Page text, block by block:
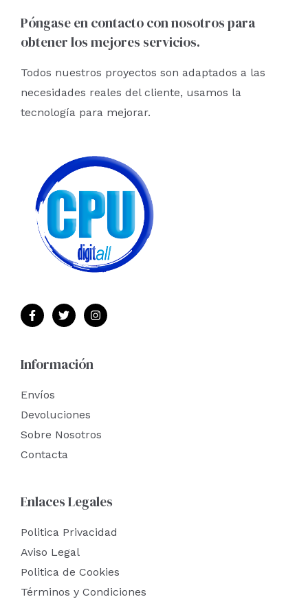
Póngase en contacto con nosotros para
obtener los mejores servicios.
Todos nuestros proyectos son adaptados a las
necesidades reales del cliente, usamos la
tecnología para mejorar.
Información
Envíos
Devoluciones
Sobre Nosotros
Contacta
Enlaces Legales
Politica Privacidad
Aviso Legal
Politica de Cookies
Términos y Condiciones